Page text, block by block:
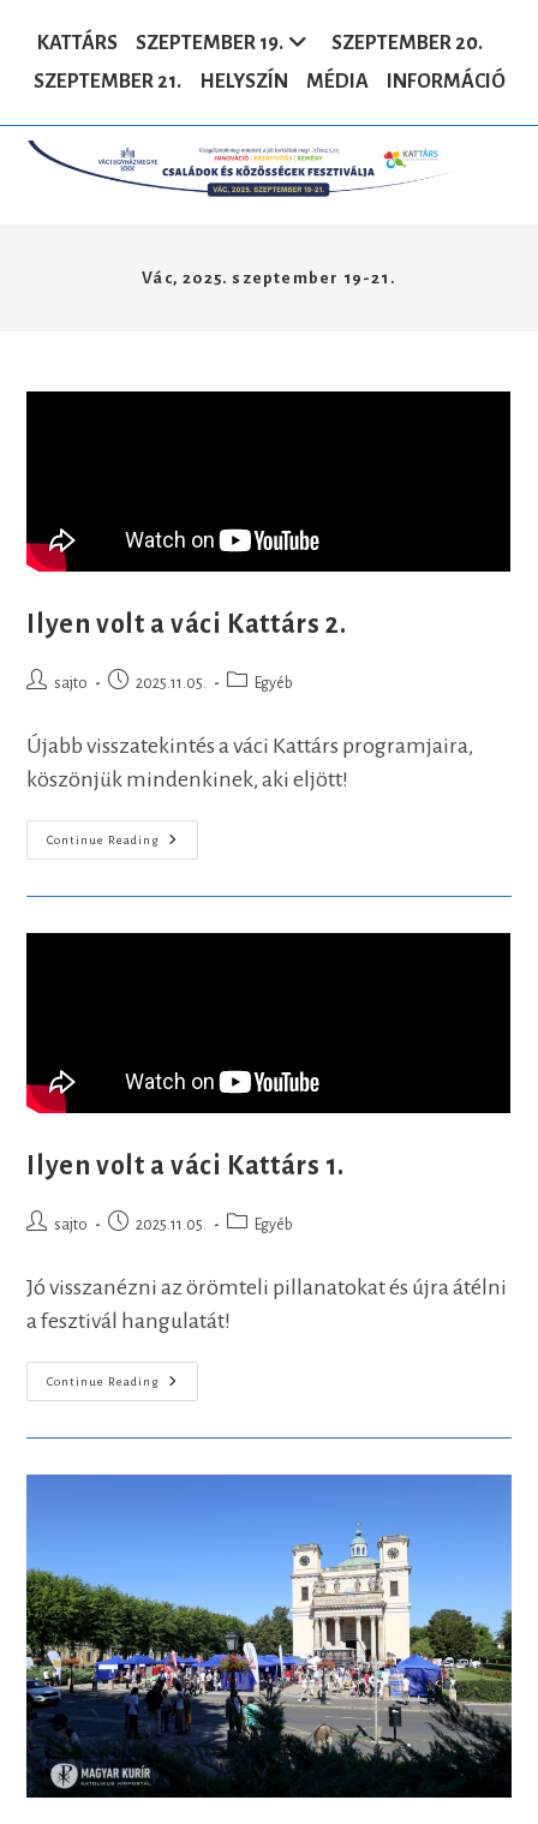
KATTÁRS SZEPTEMBER 19.
SZEPTEMBER 20.
SZEPTEMBER 21.
HELYSZÍN MÉDIA INFORMÁCIÓ
Vác, 2025. szeptember 19-21.
Ilyen volt a váci Kattárs 2.
Post sajto
Post 2025.11.05.
Post Egyéb
Újabb visszatekintés a váci Kattárs programjaira,
köszönjük mindenkinek, aki eljött!
Continue ReadingIlyen
Volt
Ilyen volt a váci Kattárs 1.
Post sajto
Post 2025.11.05.
Post Egyéb
Jó visszanézni az örömteli pillanatokat és újra átélni
a fesztivál hangulatát!
Continue ReadingIlyen
Volt